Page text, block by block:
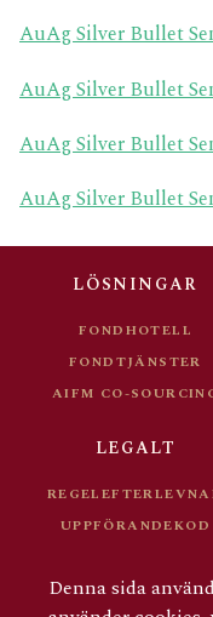
AuAg Silver Bullet
AuAg Silver Bullet
AuAg Silver Bullet
AuAg Silver Bullet
LÖSNINGAR
FONDHOTELL
FONDTJÄNSTER
AIFM CO-
LEGALT
UPPFÖRANDEKOD
FÖR INVESTERARE
Denna sida